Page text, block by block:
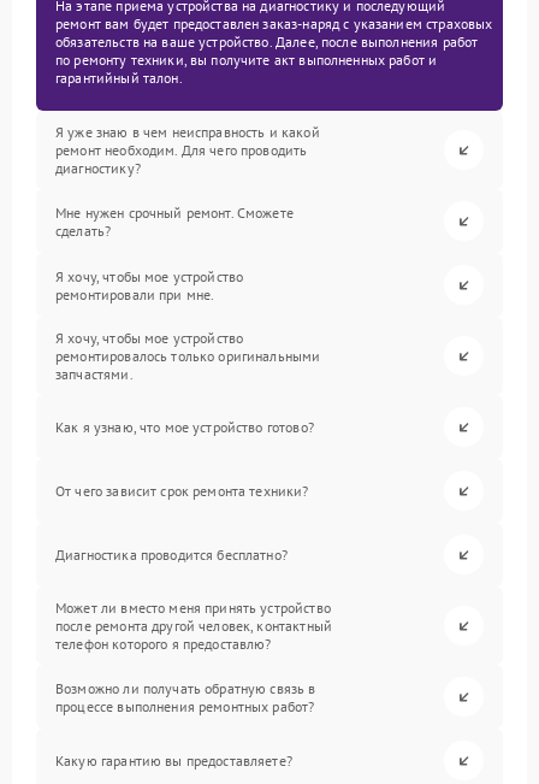
На этапе приема устройства на диагностику и последующий
ремонт вам будет предоставлен заказ-наряд с указанием страховых
обязательств на ваше устройство. Далее, после выполнения работ
по ремонту техники, вы получите акт выполненных работ и
гарантийный талон.
Я уже знаю в чем неисправность и какой
ремонт необходим. Для чего проводить
диагностику?
Мне нужен срочный ремонт. Сможете
сделать?
Я хочу, чтобы мое устройство
ремонтировали при мне.
Я хочу, чтобы мое устройство
ремонтировалось только оригинальными
запчастями.
Как я узнаю, что мое устройство готово?
От чего зависит срок ремонта техники?
Диагностика проводится бесплатно?
Может ли вместо меня принять устройство
после ремонта другой человек, контактный
телефон которого я предоставлю?
Возможно ли получать обратную связь в
процессе выполнения ремонтных работ?
Какую гарантию вы предоставляете?